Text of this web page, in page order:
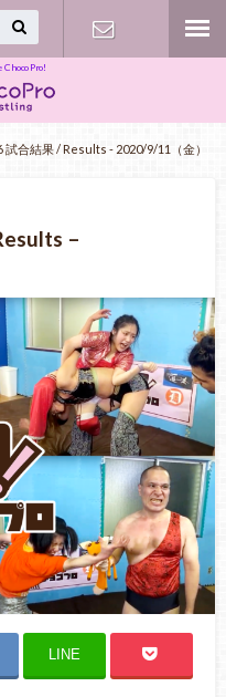
試合結果 / Results - 2020/9/11（金）
–
LINE